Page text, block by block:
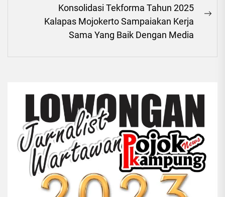
Konsolidasi Tekforma Tahun 2025
Kalapas Mojokerto Sampaiakan Kerja
Sama Yang Baik Dengan Media